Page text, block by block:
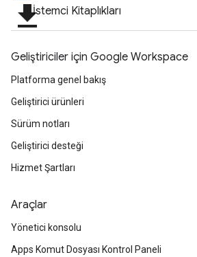
file_downloadİstemci Kitaplıkları
Geliştiriciler için Google Workspace
Platforma genel bakış
Geliştirici ürünleri
Sürüm notları
Geliştirici desteği
Hizmet Şartları
Araçlar
Yönetici konsolu
Apps Komut Dosyası Kontrol Paneli